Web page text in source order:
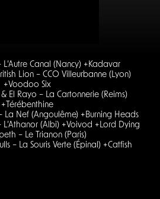
L’Autre Canal (Nancy) +Kadavar
Lion – CCO Villeurbanne (Lyon)
+Voodoo Six
& El Rayo – La Cartonnerie (Reims)
+Térébenthine
La Nef (Angoulême) +Burning Heads
L’Athanor (Albi) +Voivod +Lord Dying
– Le Trianon (Paris)
– La Souris Verte (Épinal) +Catfish